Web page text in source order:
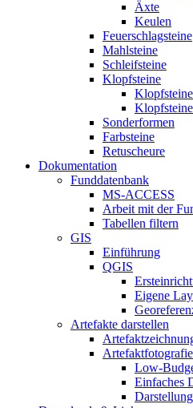
Äxte
Keulen
Feuerschlagsteine
Mahlsteine
Schleifsteine
Klopfsteine
Sonderformen
Farbsteine
Retuscheure
Dokumentation
Funddatenbank
MS-ACCESS
Arbeit mit der
Tabellen filtern
GIS
Einführung
QGIS
Eigene
Artefakte darstellen
Artefaktfotografie
Low-
Einfaches